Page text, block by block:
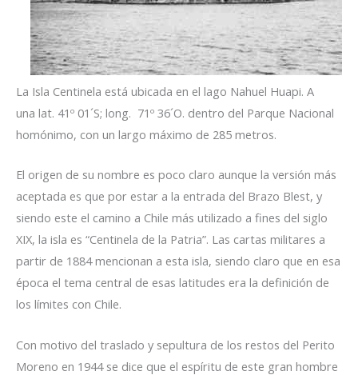
La Isla Centinela está ubicada en el lago Nahuel Huapi. A
una lat. 41º 01´S; long. 71º 36´O. dentro del Parque Nacional
homónimo, con un largo máximo de 285 metros.
El origen de su nombre es poco claro aunque la versión más
aceptada es que por estar a la entrada del Brazo Blest, y
siendo este el camino a Chile más utilizado a fines del siglo
XIX, la isla es “Centinela de la Patria”. Las cartas militares a
partir de 1884 mencionan a esta isla, siendo claro que en esa
época el tema central de esas latitudes era la definición de
los límites con Chile.
Con motivo del traslado y sepultura de los restos del Perito
Moreno en 1944 se dice que el espíritu de este gran hombre